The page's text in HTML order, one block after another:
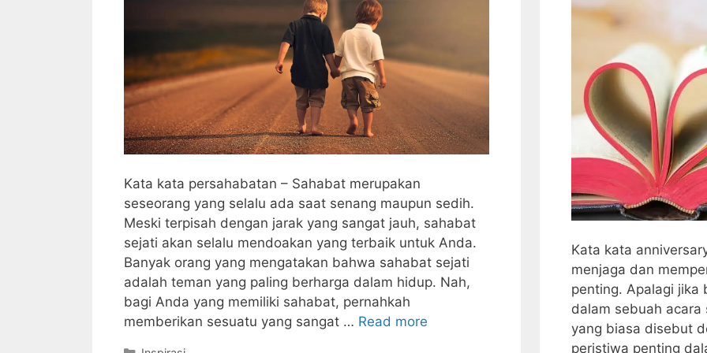
Kata kata persahabatan – Sahabat merupakan
seseorang yang selalu ada saat senang maupun sedih.
Meski terpisah dengan jarak yang sangat jauh, sahabat
sejati akan selalu mendoakan yang terbaik untuk Anda.
Banyak orang yang mengatakan bahwa sahabat sejati
adalah teman yang paling berharga dalam hidup. Nah,
bagi Anda yang memiliki sahabat, pernahkah
memberikan sesuatu yang sangat … Read more
Kata kata
menjaga dan
penting. Apalagi jika
dalam sebuah
yang biasa disebut
peristiwa penting